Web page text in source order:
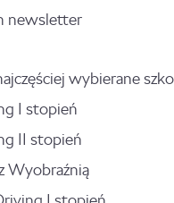
newsletter
wybierane
I stopień
II stopień
Wyobraźnią